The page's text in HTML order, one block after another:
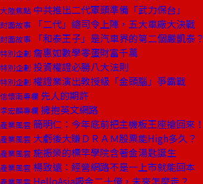
大陸焦點 中共推出二代軍頭準備「武力保台」
封面故事 「二代」總司令上陣，五大車廠大決戰
封面故事 「和泰王子」是汽車界的第二個嚴凱泰？
特別企劃 詹惠如數學零蛋財富千萬
特別企劃 投資權證必勝八大法則
特別企劃 權證業演出教授級「金頭腦」爭霸戰
信懷南專欄 先人的期許
李宏麟專欄 擁抱英文網路
產業風雲 簡明仁：今年底前把主機板王座搶回來！
產業風雲 大虧後大賺ＤＲＡＭ股票能High多久？
產業風雲 施振榮的標竿學院含著金湯匙誕生
產業風雲 楊致遠：經營網路不是一上市就能回本
HelloAsia吸金二十億，未來怎麼走？